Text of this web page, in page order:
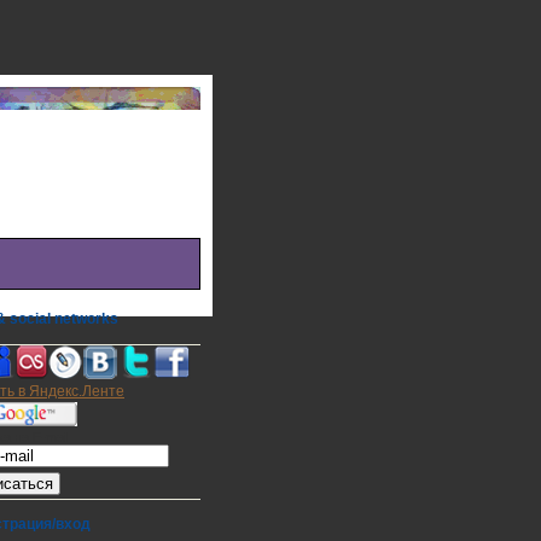
social networks
вход